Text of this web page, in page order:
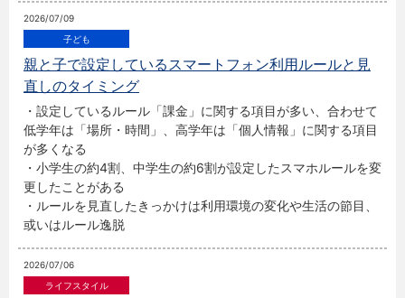
2026/07/09
親と子で設定しているスマートフォン利用ルールと見
直しのタイミング
・設定しているルール「課金」に関する項目が多い、合わせて
低学年は「場所・時間」、高学年は「個人情報」に関する項目
が多くなる
・小学生の約4割、中学生の約6割が設定したスマホルールを変
更したことがある
・ルールを見直したきっかけは利用環境の変化や生活の節目、
或いはルール逸脱
2026/07/06